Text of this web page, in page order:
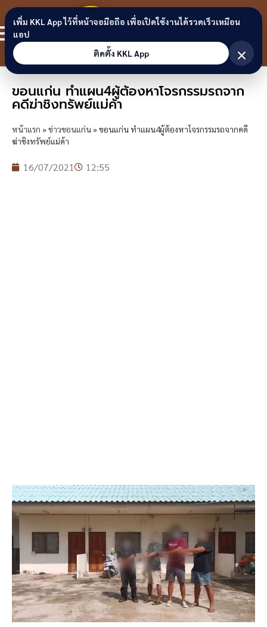
Skip to content
ขอนแก่น
ลิงก์
ขอนแก่น ทำแผน4ผู้ต้องหาโจรกรรมรถจาก
คดีฆ่าชิงทรัพย์แม่ค้า
หน้าแรก »ข่าวขอนแก่น»ขอนแก่น ทำแผน4ผู้ต้องหาโจรกรรมรถจากคดี
ฆ่าชิงทรัพย์แม่ค้า
16/07/2021 12:55
เพิ่ม KKL App ไว้ที่หน้าจอมือถือ เพื่อเปิดใช้งานได้รวดเร็วเหมือน
แอป
ติดตั้ง KKL App
×